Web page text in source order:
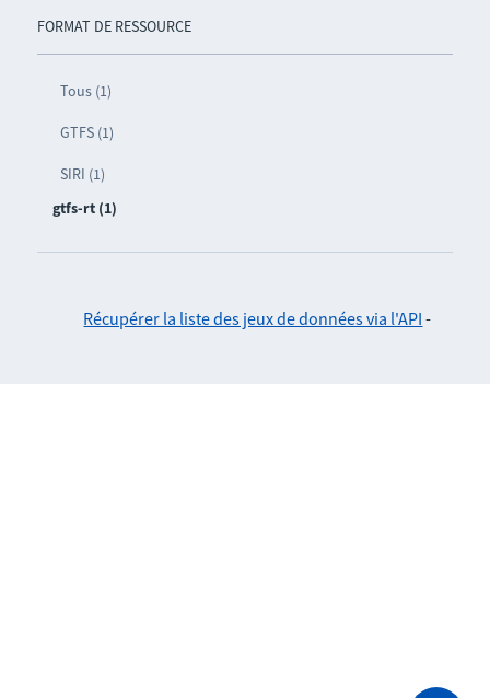
FORMAT DE RESSOURCE
Tous (1)
GTFS (1)
SIRI (1)
gtfs-rt (1)
Récupérer la liste des jeux de données via l'API -